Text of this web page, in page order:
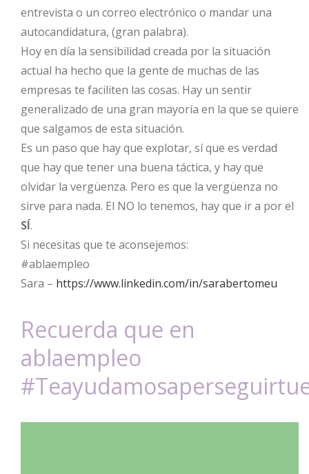
entrevista o un correo electrónico o mandar una
autocandidatura, (gran palabra).
Hoy en día la sensibilidad creada por la situación
actual ha hecho que la gente de muchas de las
empresas te faciliten las cosas. Hay un sentir
generalizado de una gran mayoría en la que se quiere
que salgamos de esta situación.
Es un paso que hay que explotar, sí que es verdad
que hay que tener una buena táctica, y hay que
olvidar la vergüenza. Pero es que la vergüenza no
sirve para nada. El NO lo tenemos, hay que ir a por el
SÍ.
Si necesitas que te aconsejemos:
#ablaempleo
Sara – https://www.linkedin.com/in/sarabertomeu
Recuerda que en
ablaempleo